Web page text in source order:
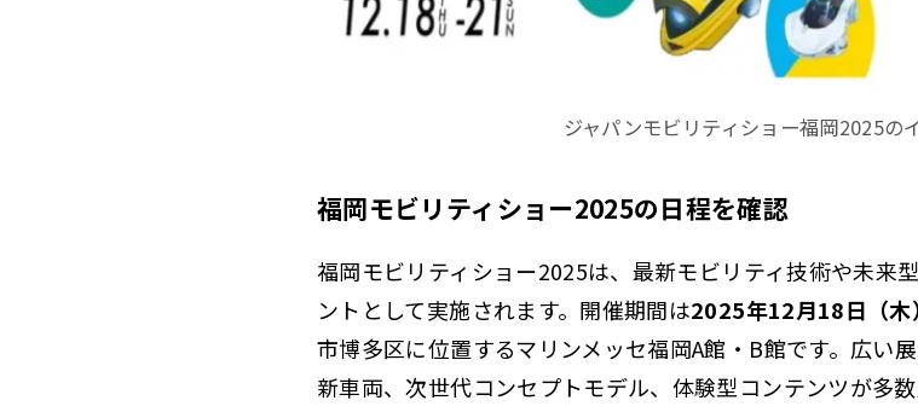
ジャパンモビリティショー福岡2025の
福岡モビリティショー2025の日程を確認
福岡モビリティショー2025は、最新モビリティ技術や未来
ントとして実施されます。開催期間は2025年12月18日（木
市博多区に位置するマリンメッセ福岡A館・B館です。広い
新車両、次世代コンセプトモデル、体験型コンテンツが多数